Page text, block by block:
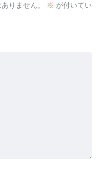
りません。 ※ が付いてい